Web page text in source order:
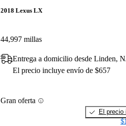
2018 Lexus LX
44,997 millas
Entrega a domicilio desde Linden,
El precio incluye envío de $657
Gran oferta
El precio